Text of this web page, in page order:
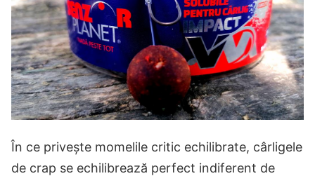
În ce privește momelile critic echilibrate, cârligele
de crap se echilibrează perfect indiferent de